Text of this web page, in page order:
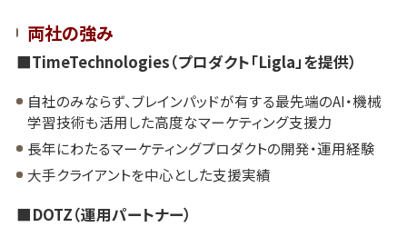
両社の強み
■TimeTechnologies（プロダクト「Ligla」を提供）
自社のみならず、ブレインパッドが有する最先端のAI・機械
学習技術も活用した高度なマーケティング支援力
長年にわたるマーケティングプロダクトの開発・運用経験
大手クライアントを中心とした支援実績
■DOTZ（運用パートナー）